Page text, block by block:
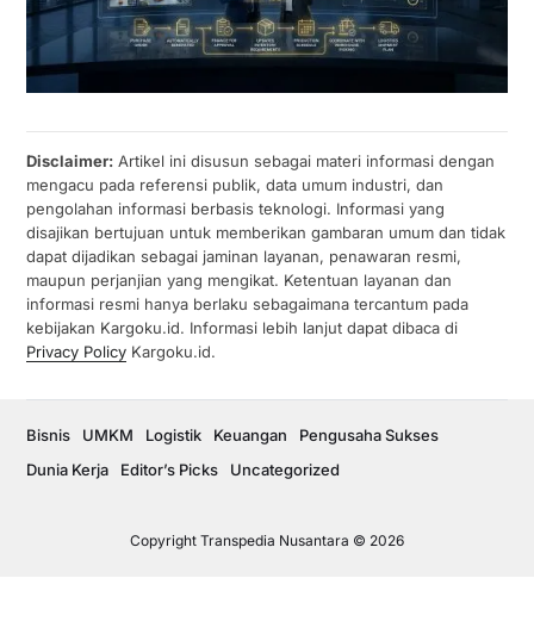
Disclaimer:Artikel ini disusun sebagai materi informasi dengan
mengacu pada referensi publik, data umum industri, dan
pengolahan informasi berbasis teknologi. Informasi yang
disajikan bertujuan untuk memberikan gambaran umum dan tidak
dapat dijadikan sebagai jaminan layanan, penawaran resmi,
maupun perjanjian yang mengikat. Ketentuan layanan dan
informasi resmi hanya berlaku sebagaimana tercantum pada
kebijakan Kargoku.id. Informasi lebih lanjut dapat dibaca di
Privacy PolicyKargoku.id.
Copyright Transpedia Nusantara © 2026
Bisnis UMKM Logistik Keuangan
Pengusaha Sukses
Dunia Kerja
Editor’s Picks Uncategorized